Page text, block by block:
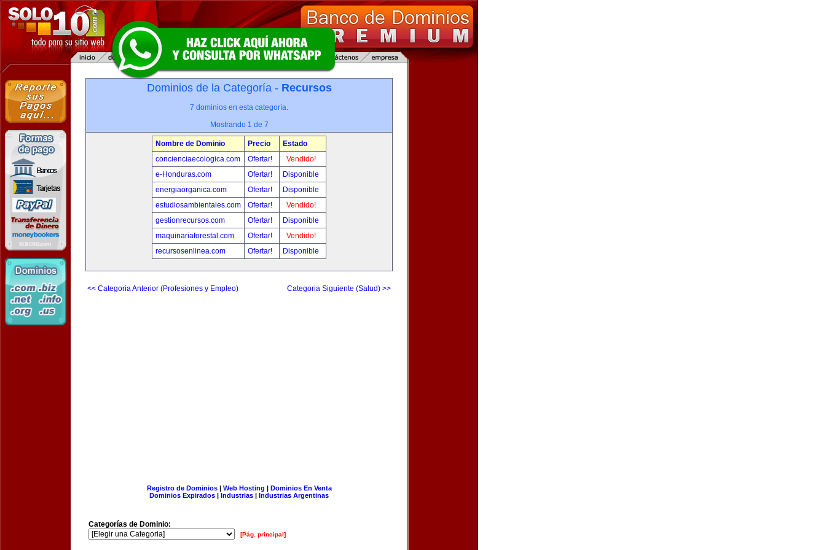
Dominios de la Categoría - Recursos
7 dominios en esta categoría.
Mostrando 1 de 7
Nombre de Dominio Precio
Estado
concienciaecologica.com
Ofertar!
Vendido!
e-Honduras.com
Ofertar!
Disponible
energiaorganica.com
Ofertar!
Disponible
estudiosambientales.com
Ofertar!
Vendido!
gestionrecursos.com
Ofertar!
Disponible
maquinariaforestal.com
Ofertar!
Vendido!
recursosenlinea.com
Ofertar! Disponible
<< Categoria Anterior (Profesiones y Empleo) Categoria Siguiente (Salud) >>
Registro de Dominios| Web Hosting | Dominios En Venta
Dominios Expirados | Industrias | Industrias Argentinas
Categorías de Dominio:
[Pág. principal]